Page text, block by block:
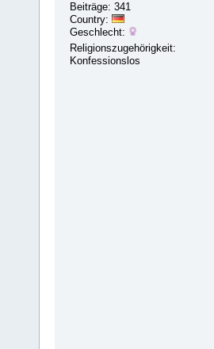
Beiträge: 341
Country:
Geschlecht:
Religionszugehörigkeit:
Konfessionslos